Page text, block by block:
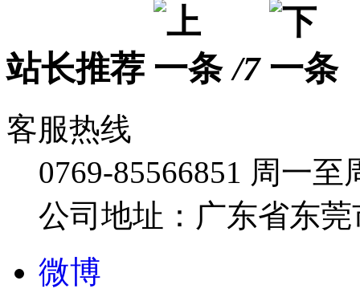
站长推荐 /7
客服热线
0769-85566851 周一至
公司地址：广东省东
微博